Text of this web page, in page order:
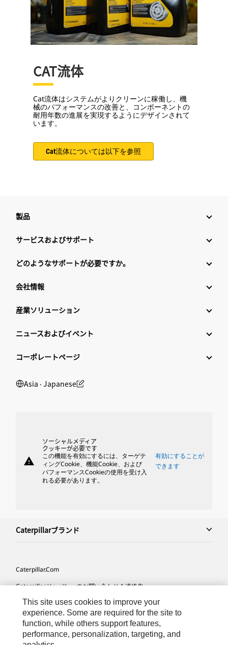
CAT流体
Cat流体はシステムがよりクリーンに稼働し、機
械のパフォーマンスの改善と、コンポーネントの
耐用年数の進展を実現するようにデザインされて
います。
Cat流体については以下を参照
製品
サービスおよびサポート
どのようなサポートが必要ですか。
会社情報
産業ソリューション
ニュースおよびイベント
コーポレートページ
Asia ‧ Japanese
warning
ソーシャルメディア
クッキーが必要です
この機能を有効にするには、ターゲテ
ィングCookie、機能Cookie、および
パフォーマンスCookieの使用を受け入
れる必要があります。
有効にすることが
できます
Caterpillarブランド
Caterpillar.com
Caterpillarジャパンへのお問い合わせ＆連絡先
マイマーケティング情報配信設定
サイト･マップ
Cookie Settings
This site uses cookies to improve your
experience. Some are required for the site to
function, while others support features,
performance, personalization, targeting, and